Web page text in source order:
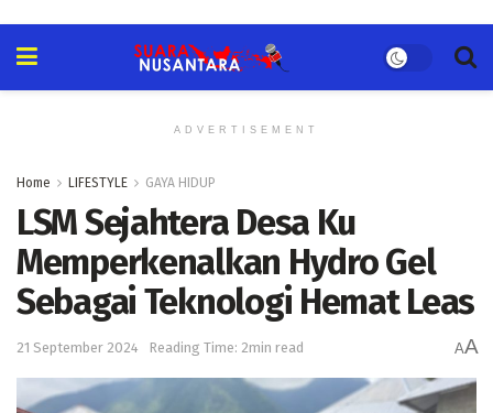
ADVERTISEMENT
Home LIFESTYLE GAYA HIDUP
LSM Sejahtera Desa Ku
Memperkenalkan Hydro Gel
Sebagai Teknologi Hemat Leas
21 September 2024 Reading Time: 2min read AA